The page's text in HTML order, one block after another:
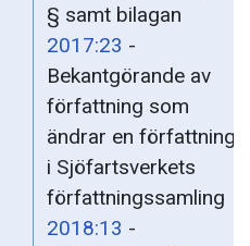
§ samt bilagan
2017:23 -
Bekantgörande av
författning som
ändrar en författning
i Sjöfartsverkets
författningssamling
2018:13 -